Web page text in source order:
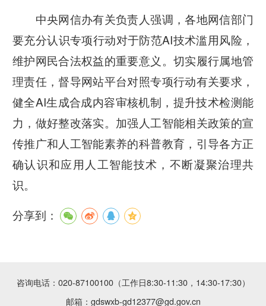
中央网信办有关负责人强调，各地网信部门
要充分认识专项行动对于防范AI技术滥用风险，
维护网民合法权益的重要意义。切实履行属地管
理责任，督导网站平台对照专项行动有关要求，
健全AI生成合成内容审核机制，提升技术检测能
力，做好整改落实。加强人工智能相关政策的宣
传推广和人工智能素养的科普教育，引导各方正
确认识和应用人工智能技术，不断凝聚治理共
识。
分享到：
咨询电话：020-87100100（工作日8:30-11:30，14:30-17:30）
邮箱：gdswxb-gd12377@gd.gov.cn